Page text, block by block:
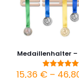
Medaillenhalter –
Bewertet
15,36 € –